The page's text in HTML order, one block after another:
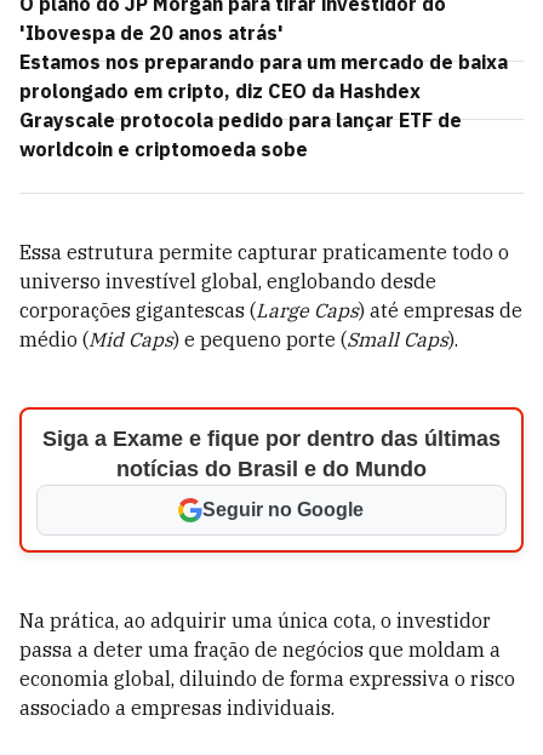
'Ibovespa de 20 anos atrás'
Estamos nos preparando para um mercado de baixa
prolongado em cripto, diz CEO da Hashdex
Grayscale protocola pedido para lançar ETF de
worldcoin e criptomoeda sobe
Essa estrutura permite capturar praticamente todo o
universo investível global, englobando desde
corporações gigantescas (Large Caps) até empresas de
médio (Mid Caps) e pequeno porte (Small Caps).
Siga a Exame e fique por dentro das últimas
notícias do Brasil e do Mundo
Seguir no Google
Na prática, ao adquirir uma única cota, o investidor
passa a deter uma fração de negócios que moldam a
economia global, diluindo de forma expressiva o risco
associado a empresas individuais.